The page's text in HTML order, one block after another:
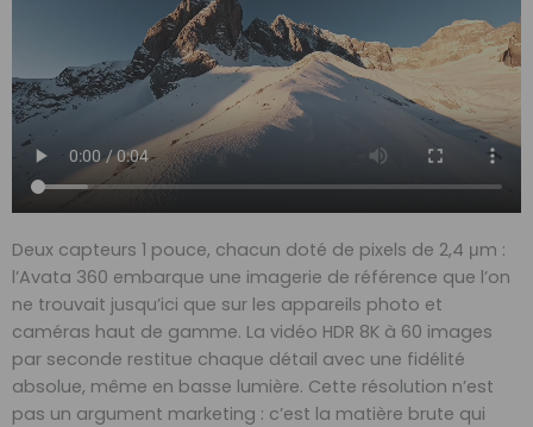
Deux capteurs 1 pouce, chacun doté de pixels de 2,4 μm :
l’Avata 360 embarque une imagerie de référence que l’on
ne trouvait jusqu’ici que sur les appareils photo et
caméras haut de gamme. La vidéo HDR 8K à 60 images
par seconde restitue chaque détail avec une fidélité
absolue, même en basse lumière. Cette résolution n’est
pas un argument marketing : c’est la matière brute qui